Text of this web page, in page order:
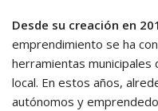
Desde su creación en
emprendimiento se ha
herramientas
local. En estos años,
autónomos y